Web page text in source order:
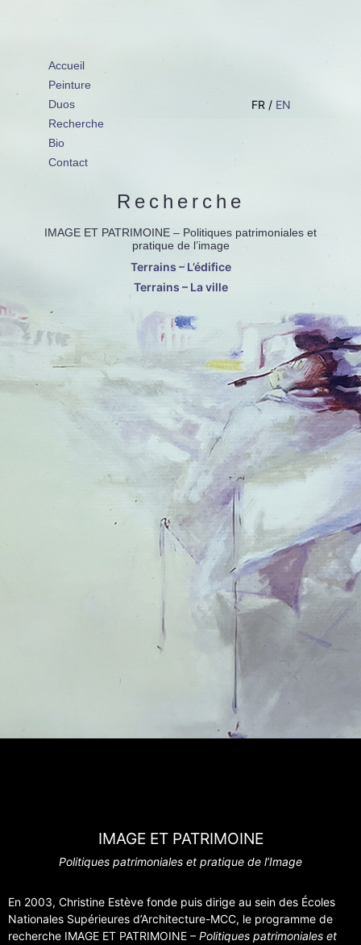
Accueil
Peinture
Duos
Recherche
Bio
Contact
FR / EN
Recherche
IMAGE ET PATRIMOINE – Politiques patrimoniales et
pratique de l’image
Terrains – L’édifice
Terrains – La ville
IMAGE ET PATRIMOINE
Politiques patrimoniales et pratique de l’Image
En 2003, Christine Estève fonde puis dirige au sein des Écoles
Nationales Supérieures d’Architecture-MCC, le programme de
recherche IMAGE ET PATRIMOINE – Politiques patrimoniales et